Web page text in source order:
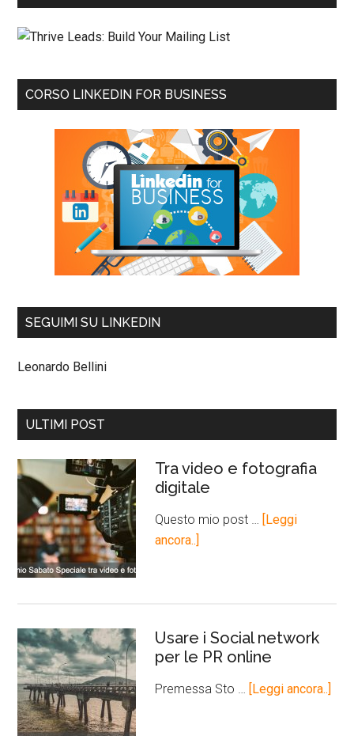
CORSO LINKEDIN FOR BUSINESS
SEGUIMI SU LINKEDIN
Leonardo Bellini
ULTIMI POST
Tra video e fotografia
digitale
Questo mio post …
[Leggi
ancora..]
Usare i Social network
per le PR online
Premessa Sto … [Leggi ancora..]